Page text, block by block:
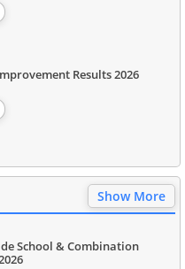
Results 2026
Show More
School & Combination